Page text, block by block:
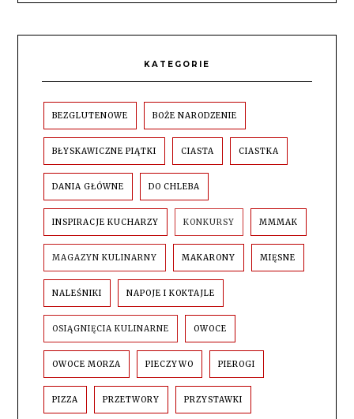
KATEGORIE
BEZGLUTENOWE BOŻE NARODZENIE
BŁYSKAWICZNE PIĄTKI CIASTA CIASTKA
DANIA GŁÓWNE DO CHLEBA
INSPIRACJE KUCHARZY KONKURSY MMMAK
MAGAZYN KULINARNY MAKARONY MIĘSNE
NALEŚNIKI NAPOJE I KOKTAJLE
OSIĄGNIĘCIA KULINARNE OWOCE
OWOCE MORZA PIECZYWO PIEROGI
PIZZA PRZETWORY PRZYSTAWKI